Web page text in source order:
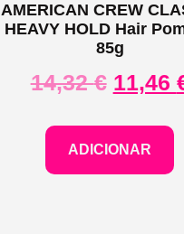
AMERICAN CREW
HEAVY HOLD Hair
85g
14,32€ 11,46
ADICIONAR